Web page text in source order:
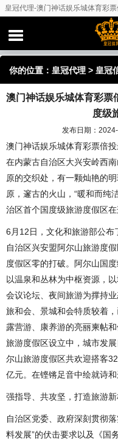
皇冠代理-澳门神话娱乐城体育彩
你的位置： 皇冠代理 > 皇冠
多几倍 | 阿尔山度假区荣膺
澳门神话娱乐城体育彩票
度级
发布日期：
澳门神话娱乐城体育彩票倍
在内蒙古自治区大兴安岭西
原的交织处，有一颗灿艳的
原，邃古的火山，“暖和而纯
治区首个国度级旅游度假区在
6月12日，文化和旅游部公
自治区兴安盟阿尔山旅游度
度假区零的打破。阿尔山国
以温泉和丛林为中枢资源，
会议论坛、夜间旅游为撑持
旅和会、景城和会特质较着
露营游、康养游的亮丽柬帖
旅游度假区设立中，城市发
尔山旅游度假区共欢迎搭客
亿元。在铿锵足音中绘就诗和
强指导、共攻坚，打造旅游
自治区党委、政府深刻贯彻
料发展”的伏击要求以及《国